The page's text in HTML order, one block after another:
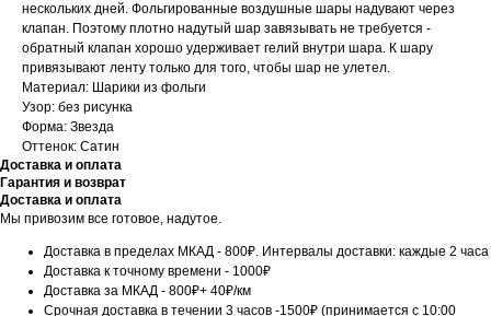
нескольких дней. Фольгированные воздушные шары надувают через
клапан. Поэтому плотно надутый шар завязывать не требуется -
обратный клапан хорошо удерживает гелий внутри шара. К шару
привязывают ленту только для того, чтобы шар не улетел.
Материал: Шарики из фольги
Узор: без рисунка
Форма: Звезда
Оттенок: Сатин
Доставка и оплата
Гарантия и возврат
Доставка и оплата
Мы привозим все готовое, надутое.
Доставка в пределах МКАД - 800₽. Интервалы доставки: каждые 2 часа
Доставка к точному времени - 1000₽
Доставка за МКАД - 800₽+ 40₽/км
Срочная доставка в течении 3 часов -1500₽ (принимается с 10:00